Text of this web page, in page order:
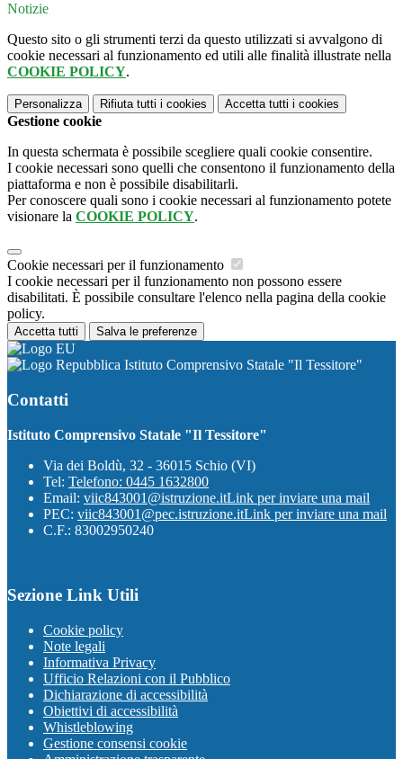
Notizie
Questo sito o gli strumenti terzi da questo utilizzati si avvalgono di
cookie necessari al funzionamento ed utili alle finalità illustrate nella
COOKIE POLICY.
Personalizza Rifiuta tutti i cookies Accetta tutti i cookies
Gestione cookie
In questa schermata è possibile scegliere quali cookie consentire.
I cookie necessari sono quelli che consentono il funzionamento della
piattaforma e non è possibile disabilitarli.
Per conoscere quali sono i cookie necessari al funzionamento potete
visionare la COOKIE POLICY.
Cookie necessari per il funzionamento
I cookie necessari per il funzionamento non possono essere
disabilitati. È possibile consultare l'elenco nella pagina della cookie
policy.
Accetta tutti Salva le preferenze
Istituto Comprensivo Statale "Il Tessitore"
Contatti
Istituto Comprensivo Statale "Il Tessitore"
Via dei Boldù, 32 - 36015 Schio (VI)
Tel: Telefono: 0445 1632800
Email: viic843001@istruzione.itLink per inviare una mail
PEC: viic843001@pec.istruzione.itLink per inviare una mail
C.F.: 83002950240
Sezione Link Utili
Cookie policy
Note legali
Informativa Privacy
Ufficio Relazioni con il Pubblico
Dichiarazione di accessibilità
Obiettivi di accessibilità
Whistleblowing
Gestione consensi cookie